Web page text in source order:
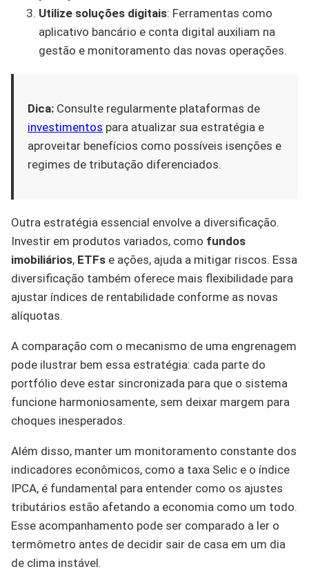
Utilize soluções digitais: Ferramentas como
aplicativo bancário e conta digital auxiliam na
gestão e monitoramento das novas operações.
Dica: Consulte regularmente plataformas de
investimentos para atualizar sua estratégia e
aproveitar benefícios como possíveis isenções e
regimes de tributação diferenciados.
Outra estratégia essencial envolve a diversificação.
Investir em produtos variados, como fundos
imobiliários, ETFs e ações, ajuda a mitigar riscos. Essa
diversificação também oferece mais flexibilidade para
ajustar índices de rentabilidade conforme as novas
alíquotas.
A comparação com o mecanismo de uma engrenagem
pode ilustrar bem essa estratégia: cada parte do
portfólio deve estar sincronizada para que o sistema
funcione harmoniosamente, sem deixar margem para
choques inesperados.
Além disso, manter um monitoramento constante dos
indicadores econômicos, como a taxa Selic e o índice
IPCA, é fundamental para entender como os ajustes
tributários estão afetando a economia como um todo.
Esse acompanhamento pode ser comparado a ler o
termômetro antes de decidir sair de casa em um dia
de clima instável.